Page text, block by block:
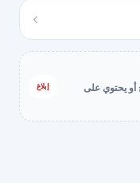
أو يحتوي على
إبلاغ